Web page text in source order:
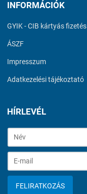
INFORMÁCIÓK
GYIK - CIB kártyás fizetés
ÁSZF
Impresszum
Adatkezelési tájékoztató
HÍRLEVÉL
FELIRATKOZÁS